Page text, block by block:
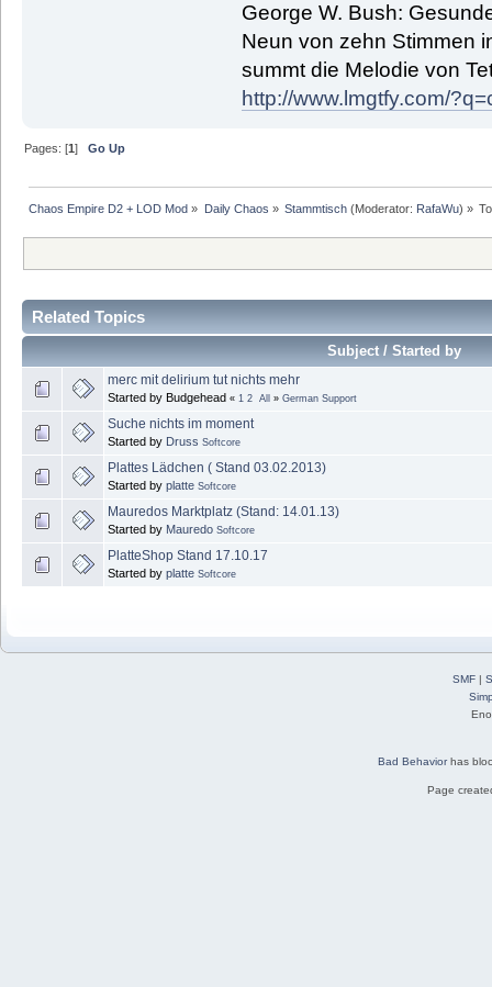
George W. Bush:
Neun von zehn Stimmen
summt die Melodie von
http://www.lmgtfy.com/
Pages: [1]Go Up
Chaos Empire D2 + LOD Mod » Daily Chaos » Stammtisch(Moderator: RafaWu) »
Related Topics
Subject / Started by
merc mit delirium tut nichts mehr
Started by Budgehead « 1 2 All » German Support
Suche nichts im moment
Started by Druss Softcore
Plattes Lädchen ( Stand 03.02.2013)
Started by platte Softcore
Mauredos Marktplatz (Stand: 14.01.13)
Started by Mauredo Softcore
PlatteShop Stand 17.10.17
Started by platte Softcore
SMF|
Bad Behaviorhas
Page